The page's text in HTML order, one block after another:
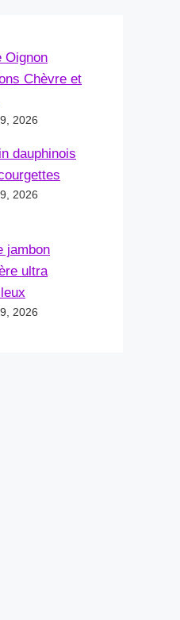
Oignon
Chèvre et
2026
dauphinois
2026
jambon
ultra
2026